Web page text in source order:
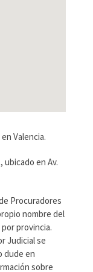
Valencia.
en Av.
Procuradores
nombre del
provincia.
Judicial se
dude en
sobre